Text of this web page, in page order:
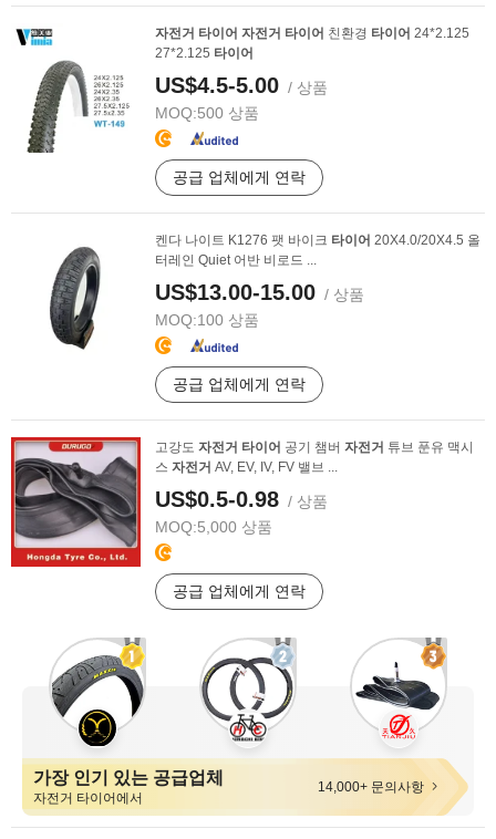
자전거 타이어 자전거 타이어 친환경 타이어 24*2.125
27*2.125 타이어
US$4.5-5.00 / 상품
MOQ:500 상품
공급 업체에게 연락
켄다 나이트 K1276 팻 바이크 타이어 20X4.0/20X4.5 올
터레인 Quiet 어반 비로드 ...
US$13.00-15.00 / 상품
MOQ:100 상품
공급 업체에게 연락
고강도 자전거 타이어 공기 챔버 자전거 튜브 푼유 맥시
스 자전거 AV, EV, IV, FV 밸브 ...
US$0.5-0.98 / 상품
MOQ:5,000 상품
공급 업체에게 연락
가장 인기 있는 공급업체
자전거 타이어에서
14,000+ 문의사항